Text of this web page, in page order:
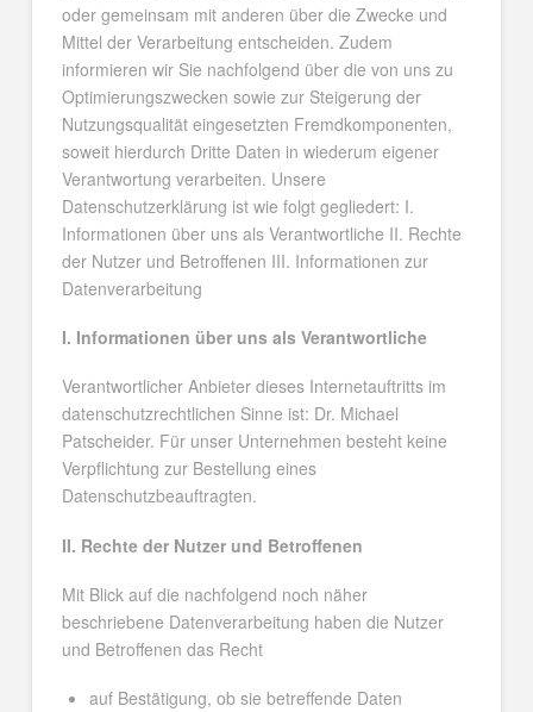
oder gemeinsam mit anderen über die Zwecke und
Mittel der Verarbeitung entscheiden. Zudem
informieren wir Sie nachfolgend über die von uns zu
Optimierungszwecken sowie zur Steigerung der
Nutzungsqualität eingesetzten Fremdkomponenten,
soweit hierdurch Dritte Daten in wiederum eigener
Verantwortung verarbeiten. Unsere
Datenschutzerklärung ist wie folgt gegliedert: I.
Informationen über uns als Verantwortliche II. Rechte
der Nutzer und Betroffenen III. Informationen zur
Datenverarbeitung
I. Informationen über uns als Verantwortliche
Verantwortlicher Anbieter dieses Internetauftritts im
datenschutzrechtlichen Sinne ist: Dr. Michael
Patscheider. Für unser Unternehmen besteht keine
Verpflichtung zur Bestellung eines
Datenschutzbeauftragten.
II. Rechte der Nutzer und Betroffenen
Mit Blick auf die nachfolgend noch näher
beschriebene Datenverarbeitung haben die Nutzer
und Betroffenen das Recht
auf Bestätigung, ob sie betreffende Daten